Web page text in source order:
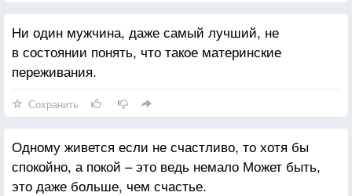
Ни один мужчина, даже самый лучший, не
в состоянии понять, что такое материнские
переживания.
Сохранить
Одному живется если не счастливо, то хотя бы
спокойно, а покой – это ведь немало Может быть,
это даже больше, чем счастье.